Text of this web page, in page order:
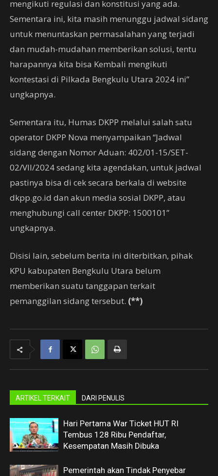
mengikuti regulasi dan konstitusi yang ada.
Sementara ini, kita masih menunggu jadwal sidang
untuk menuntaskan permasalahan yang terjadi
dan mudah-mudahan memberikan solusi, tentu
harapannya kita bisa Kembali mengikuti
kontestasi di Pilkada Bengkulu Utara 2024 ini”
ungkapnya.
Sementara itu, Humas DKPP melalui salah satu
operator DKPP Nova menyampaikan “Jadwal
sidang dengan Nomor Aduan: 402/01-15/SET-
02/VII/2024 sedang kita agendakan, untuk jadwal
pastinya bisa di cek secara berkala di website
dkpp.go.id dan akun media sosial DKPP, atau
menghubungi call center DKPP: 1500101”
ungkapnya.
Disisi lain, sebelum berita ini diterbitkan, pihak
KPU kabupaten Bengkulu Utara belum
memberikan suatu tanggapan terkait
pemanggilan sidang tersebut. (**)
ARTIKEL TERKAIT DARI PENULIS
Hari Pertama War Ticket HUT RI
Tembus 128 Ribu Pendaftar,
Kesempatan Masih Dibuka
Pemerintah akan Tindak Penyebar